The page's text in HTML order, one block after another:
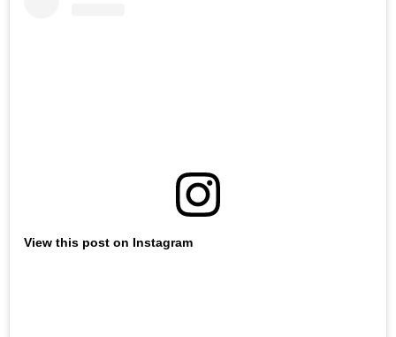
View this post on Instagram